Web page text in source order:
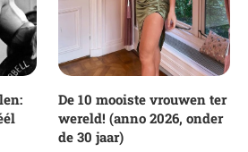
De 10 mooiste vrouwen ter
wereld! (anno 2026, onder
de 30 jaar)